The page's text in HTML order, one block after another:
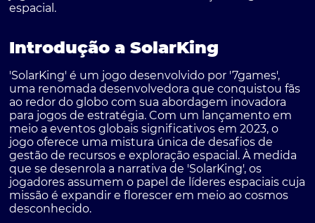
espacial.
Introdução a SolarKing
'SolarKing' é um jogo desenvolvido por '7games',
uma renomada desenvolvedora que conquistou fãs
ao redor do globo com sua abordagem inovadora
para jogos de estratégia. Com um lançamento em
meio a eventos globais significativos em 2023, o
jogo oferece uma mistura única de desafios de
gestão de recursos e exploração espacial. À medida
que se desenrola a narrativa de 'SolarKing', os
jogadores assumem o papel de líderes espaciais cuja
missão é expandir e florescer em meio ao cosmos
desconhecido.